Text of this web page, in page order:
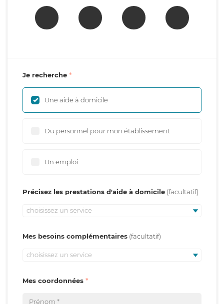
Je recherche
Une aide à domicile
Du personnel pour mon établissement
Un emploi
Précisez les prestations d'aide à domicile
choisissez un service
Mes besoins complémentaires
choisissez un service
Mes coordonnées